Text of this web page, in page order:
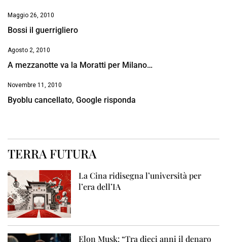
Maggio 26, 2010
Bossi il guerrigliero
Agosto 2, 2010
A mezzanotte va la Moratti per Milano…
Novembre 11, 2010
Byoblu cancellato, Google risponda
TERRA FUTURA
La Cina ridisegna l’università per
l’era dell’IA
Elon Musk: “Tra dieci anni il denaro